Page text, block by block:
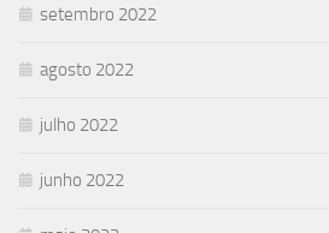
setembro 2022
agosto 2022
julho 2022
junho 2022